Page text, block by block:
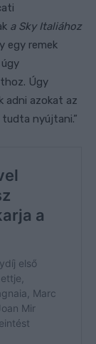
a Sky Italiához
egy remek
Úgy
adni azokat az
nyújtani.”